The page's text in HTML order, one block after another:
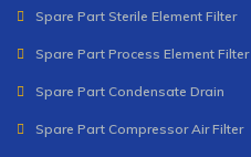
Spare Part Sterile Element Filter
Spare Part Process Element Filter
Spare Part Condensate Drain
Spare Part Compressor Air Filter